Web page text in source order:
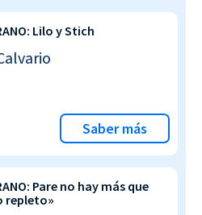
Lilo y Stich
Saber más
Pare no hay más que
repleto»